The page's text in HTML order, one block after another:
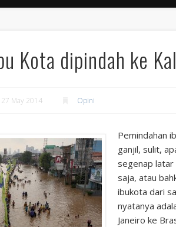
Kota dipindah ke
27 May 2014 Opini
Pemindahan
ganjil, sulit,
segenap latar
saja, atau
ibukota dari
nyatanya
Janeiro ke